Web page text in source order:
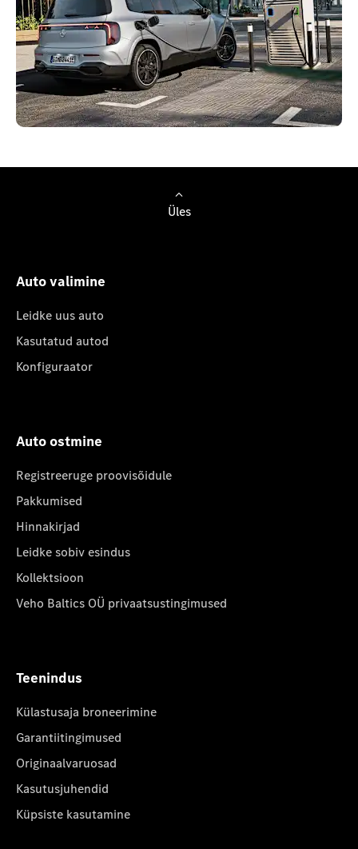
Üles
Auto valimine
Leidke uus auto
Kasutatud autod
Konfiguraator
Auto ostmine
Registreeruge proovisõidule
Pakkumised
Hinnakirjad
Leidke sobiv esindus
Kollektsioon
Veho Baltics OÜ privaatsustingimused
Teenindus
Külastusaja broneerimine
Garantiitingimused
Originaalvaruosad
Kasutusjuhendid
Küpsiste kasutamine